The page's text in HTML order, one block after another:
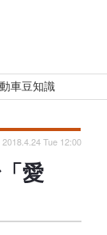
車豆知識
愛
2018.4.24 Tue 12:00